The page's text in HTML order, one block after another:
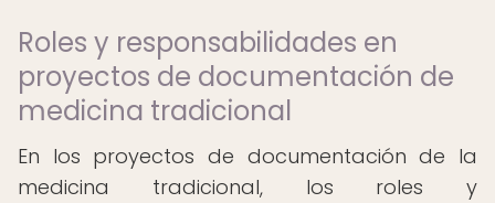
Roles y responsabilidades en
proyectos de documentación de
medicina tradicional
En los proyectos de documentación de la
medicina tradicional, los roles y